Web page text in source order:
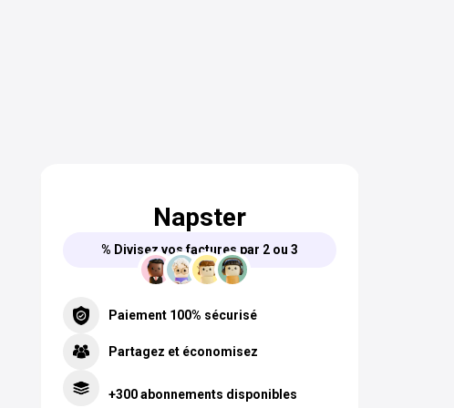
Napster
% Divisez vos factures par 2 ou 3
Paiement 100% sécurisé
Partagez et économisez
+300 abonnements disponibles